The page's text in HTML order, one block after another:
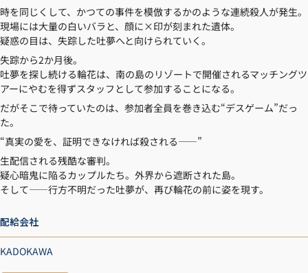
時を同じくして、かつての事件を模倣するかのような連続殺人が発生。
現場には大量の白いバラと、顔に×印が刻まれた遺体。
疑惑の目は、失踪した吐夢へと向けられていく。
失踪から2か月後。
吐夢を探し続ける輪花は、南の島のリゾートで開催されるマッチングツ
アーにやむを得ずスタッフとして参加することになる。
だがそこで待っていたのは、参加者全員を巻き込む“デスゲーム”だっ
た。
“真実の愛を、証明できなければ殺される——”
生配信される残酷な審判。
疑心暗鬼に陥るカップルたち。外界から遮断された島。
そして――行方不明だった吐夢が、再び輪花の前に姿を現す。
配給会社
KADOKAWA